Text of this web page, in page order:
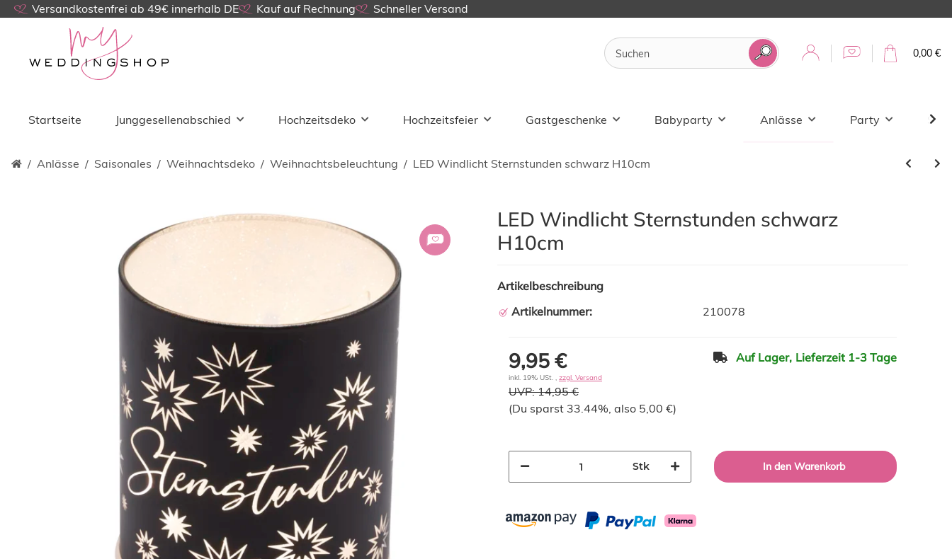
Versandkostenfrei ab 49€ innerhalb DE Kauf auf Rechnung Schneller Versand
0,00 €
Startseite Junggesellenabschied Hochzeitsdeko Hochzeitsfeier Gastgeschenke Babyparty Anlässe Party Sale
Anlässe Saisonales Weihnachtsdeko Weihnachtsbeleuchtung LED Windlicht Sternstunden schwarz H10cm
LED Windlicht Sternstunden schwarz
H10cm
Artikelbeschreibung
Artikelnummer:
210078
9,95 € Auf Lager, Lieferzeit 1-3 Tage
inkl. 19% USt. , zzgl. Versand
UVP:14,95 €
(Du sparst 33.44%, also 5,00 €)
Stk In den Warenkorb